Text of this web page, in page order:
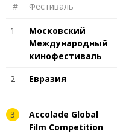
# Фестиваль
1
Московский
Международный
кинофестиваль
2 Евразия
3
Accolade Global
Film Competition